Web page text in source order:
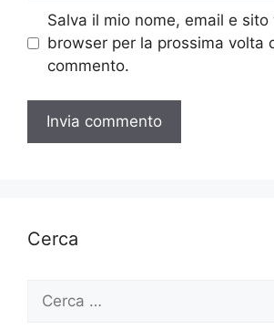
Salva il mio nome, email e
browser per la prossima volta
commento.
Cerca
Ricerca